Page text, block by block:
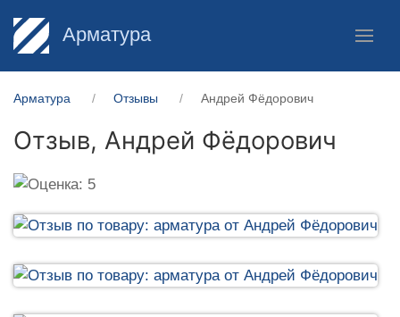
Арматура
Арматура Отзывы Андрей Фёдорович
Отзыв, Андрей Фёдорович